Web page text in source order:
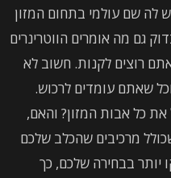
לה שם עולמי בתחום המזון
גם מה אומרים הווטרינרים
רוצים לקנות. חשוב לא
שאתם עומדים לרכוש.
כל אבות המזון? והאם,
מרכיבים שהכלב שלכם
יותר בבחירה שלכם, כך